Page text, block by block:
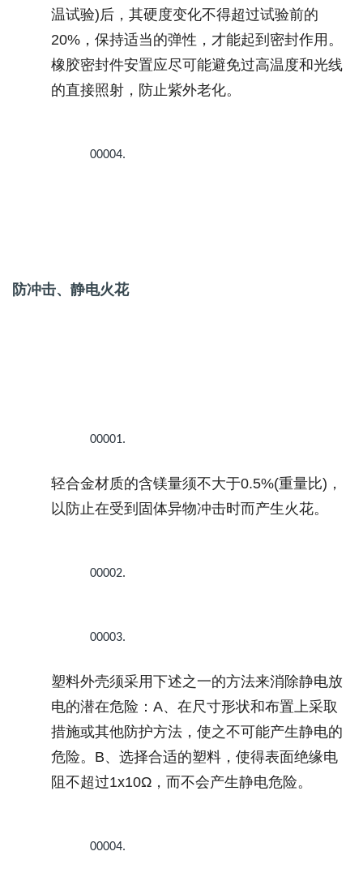
温试验)后，其硬度变化不得超过试验前的
20% ，保持适当的弹性，才能起到密封作用。
橡胶密封件安置应尽可能避免过高温度和光线
的直接照射，防止紫外老化。
00004.
防冲击、静电火花
00001.
轻合金材质的含镁量须不大于0.5%(重量比) ，
以防止在受到固体异物冲击时而产生火花。
00002.
00003.
塑料外壳须采用下述之一的方法来消除静电放
电的潜在危险： A、在尺寸形状和布置上采取
措施或其他防护方法，使之不可能产生静电的
危险。 B、选择合适的塑料，使得表面绝缘电
阻不超过1x10Ω ，而不会产生静电危险。
00004.